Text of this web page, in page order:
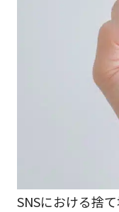
SNSにおける捨